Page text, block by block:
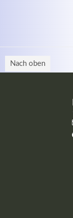
Nach oben